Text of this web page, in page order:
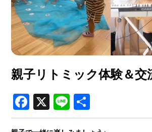
-情報収集ができる
-支援を受ける
●運営団体アタラボ
-アタラボとは
-アタラボからのお知らせ
親子リトミック体験＆交
Facebook
X Line